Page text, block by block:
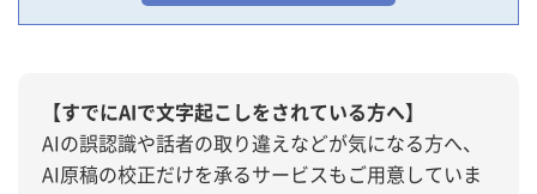
【すでにAIで文字起こしをされている方へ】
AIの誤認識や話者の取り違えなどが気になる方へ、
AI原稿の校正だけを承るサービスもご用意していま